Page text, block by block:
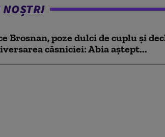
Brosnan, poze dulci de cuplu și
căsniciei: Abia aștept...